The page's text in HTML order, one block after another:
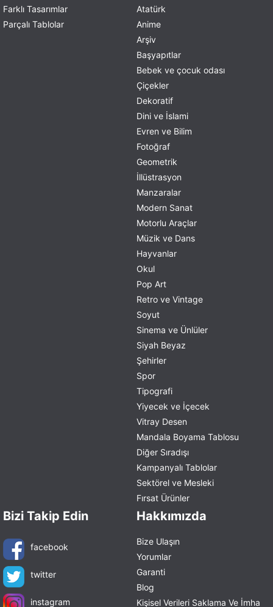
Farklı Tasarımlar
Parçalı Tablolar
Atatürk
Anime
Arşiv
Başyapıtlar
Bebek ve çocuk odası
Çiçekler
Dekoratif
Dini ve İslami
Evren ve Bilim
Fotoğraf
Geometrik
İllüstrasyon
Manzaralar
Modern Sanat
Motorlu Araçlar
Müzik ve Dans
Hayvanlar
Okul
Pop Art
Retro ve Vintage
Soyut
Sinema ve Ünlüler
Siyah Beyaz
Şehirler
Spor
Tipografi
Yiyecek ve İçecek
Vitray Desen
Mandala Boyama Tablosu
Diğer Sıradışı
Kampanyalı Tablolar
Sektörel ve Mesleki
Fırsat Ürünler
Bizi Takip Edin
facebook
twitter
instagram
Hakkımızda
Bize Ulaşın
Yorumlar
Garanti
Blog
Kişisel Verileri Saklama Ve İmha